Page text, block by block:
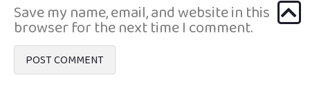
Save my name, email, and website in this
browser for the next time I comment.